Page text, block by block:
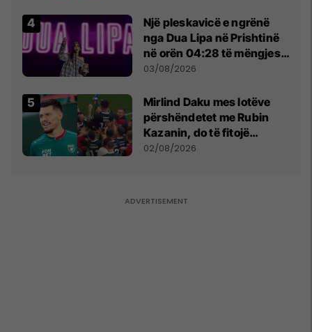
Një pleskavicë e ngrënë
nga Dua Lipa në Prishtinë
në orën 04:28 të mëngjesit
- dhe bota digjitale serbe
03/08/2026
Mirlind Daku mes lotëve
përshëndetet me Rubin
Kazanin, do të fitojë
miliona te Spartak Moska
02/08/2026